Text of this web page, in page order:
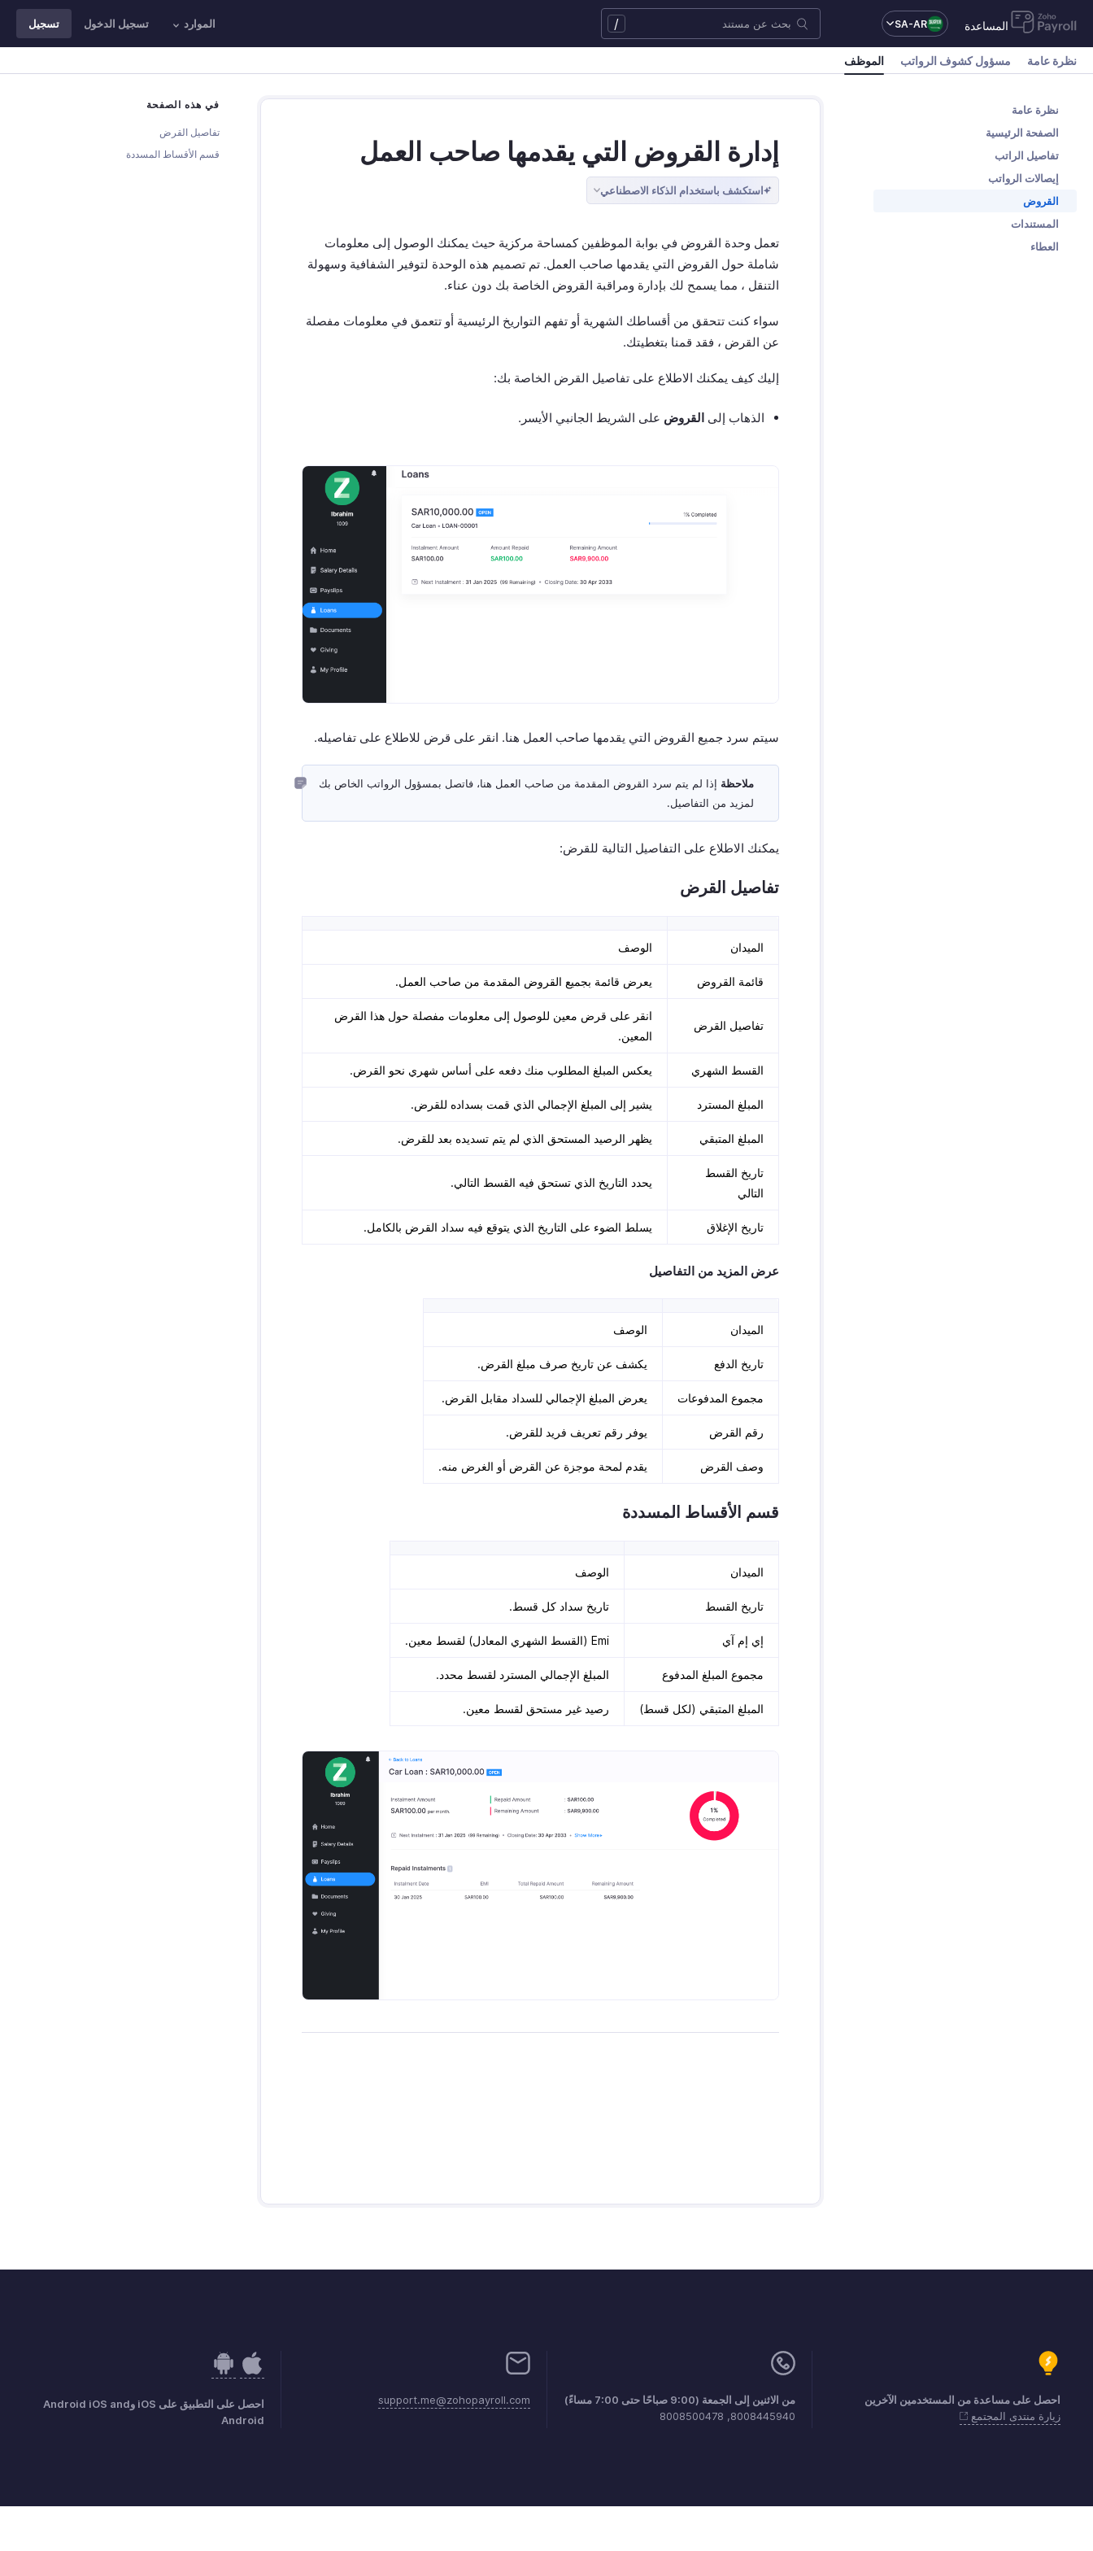
المساعدة SA-AR
/ الموارد تسجيل الدخول تسجيل
نظرة عامة مسؤول كشوف الرواتب الموظف
نظرة عامة
الصفحة الرئيسية
تفاصيل الراتب
إيصالات الرواتب
القروض
المستندات
العطاء
إدارة القروض التي يقدمها صاحب العمل
استكشف باستخدام الذكاء الاصطناعي
تعمل وحدة القروض في بوابة الموظفين كمساحة مركزية حيث يمكنك الوصول إلى معلومات
شاملة حول القروض التي يقدمها صاحب العمل. تم تصميم هذه الوحدة لتوفير الشفافية وسهولة
التنقل ، مما يسمح لك بإدارة ومراقبة القروض الخاصة بك دون عناء.
سواء كنت تتحقق من أقساطك الشهرية أو تفهم التواريخ الرئيسية أو تتعمق في معلومات مفصلة
عن القرض ، فقد قمنا بتغطيتك.
إليك كيف يمكنك الاطلاع على تفاصيل القرض الخاصة بك:
الذهاب إلى القروض على الشريط الجانبي الأيسر.
سيتم سرد جميع القروض التي يقدمها صاحب العمل هنا. انقر على قرض للاطلاع على تفاصيله.
ملاحظة إذا لم يتم سرد القروض المقدمة من صاحب العمل هنا، فاتصل بمسؤول الرواتب الخاص بك
لمزيد من التفاصيل.
يمكنك الاطلاع على التفاصيل التالية للقرض:
تفاصيل القرض
الميدان الوصف
قائمة القروض يعرض قائمة بجميع القروض المقدمة من صاحب العمل.
تفاصيل القرض
انقر على قرض معين للوصول إلى معلومات مفصلة حول هذا القرض
المعين.
القسط الشهري يعكس المبلغ المطلوب منك دفعه على أساس شهري نحو القرض.
المبلغ المسترد يشير إلى المبلغ الإجمالي الذي قمت بسداده للقرض.
المبلغ المتبقي يظهر الرصيد المستحق الذي لم يتم تسديده بعد للقرض.
تاريخ القسط
التالي
يحدد التاريخ الذي تستحق فيه القسط التالي.
تاريخ الإغلاق يسلط الضوء على التاريخ الذي يتوقع فيه سداد القرض بالكامل.
عرض المزيد من التفاصيل
الميدان الوصف
تاريخ الدفع يكشف عن تاريخ صرف مبلغ القرض.
مجموع المدفوعات يعرض المبلغ الإجمالي للسداد مقابل القرض.
رقم القرض يوفر رقم تعريف فريد للقرض.
وصف القرض يقدم لمحة موجزة عن القرض أو الغرض منه.
قسم الأقساط المسددة
الميدان الوصف
تاريخ القسط تاريخ سداد كل قسط.
إي إم آي Emi (القسط الشهري المعادل) لقسط معين.
مجموع المبلغ المدفوع المبلغ الإجمالي المسترد لقسط محدد.
المبلغ المتبقي (لكل قسط) رصيد غير مستحق لقسط معين.
في هذه الصفحة
تفاصيل القرض
قسم الأقساط المسددة
احصل على مساعدة من المستخدمين الآخرين
زيارة منتدى المجتمع
من الاثنين إلى الجمعة (9:00 صباحًا حتى 7:00 مساءً)
8008445940, 8008500478
support.me@zohopayroll.com
احصل على التطبيق على iOS وAndroid iOS and
Android